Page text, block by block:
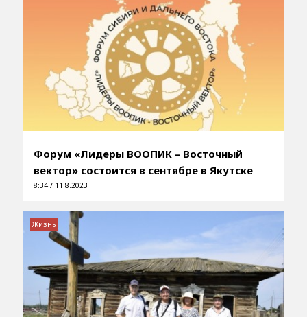
Форум «Лидеры ВООПИК – Восточный
вектор» состоится в сентябре в Якутске
8:34 / 11.8.2023
Жизнь